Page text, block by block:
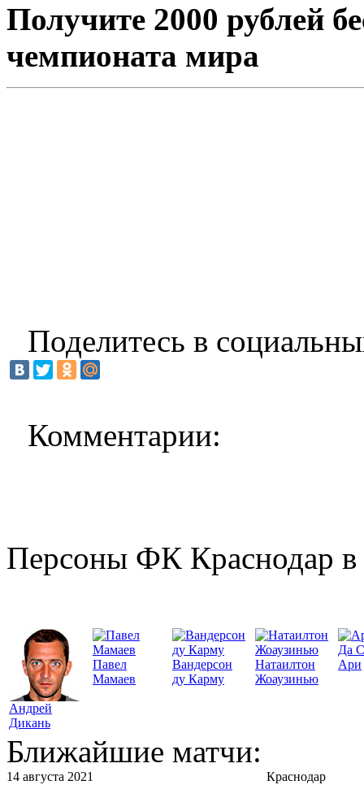
Получите 2000 рублей
чемпионата мира
Поделитесь в
Комментарии:
Персоны ФК Краснодар в
Андрей
Дикань
Павел
Мамаев
Вандерсон
ду Карму
Натаилтон
Жоаузинью
Да
Ари
Ближайшие матчи:
14 августа 2021
Краснодар